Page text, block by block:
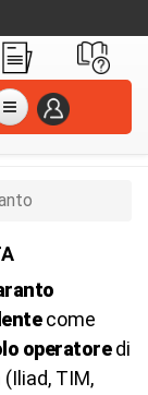
come
operatoredi
TIM,